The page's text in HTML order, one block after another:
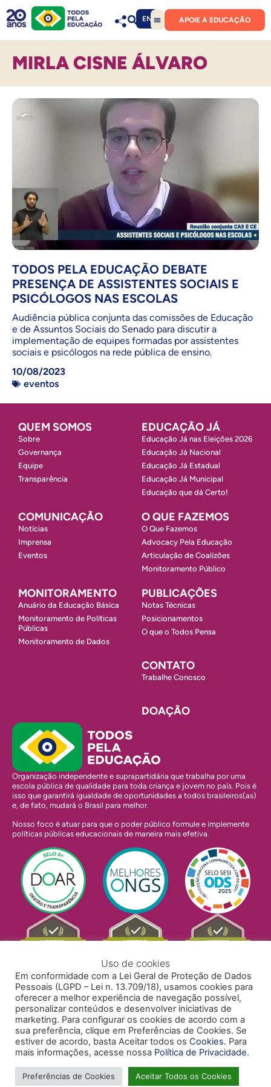
EN APOIE A EDUCAÇÃO
MIRLA CISNE ÁLVARO
TODOS PELA EDUCAÇÃO DEBATE
PRESENÇA DE ASSISTENTES SOCIAIS E
PSICÓLOGOS NAS ESCOLAS
Audiência pública conjunta das comissões de Educação
e de Assuntos Sociais do Senado para discutir a
implementação de equipes formadas por assistentes
sociais e psicólogos na rede pública de ensino.
10/08/2023
eventos
QUEM SOMOS
Sobre
Governança
Equipe
Transparência
EDUCAÇÃO JÁ
Educação Já nas Eleições 2026
Educação Já Nacional
Educação Já Estadual
Educação Já Municipal
Educação que dá Certo!
COMUNICAÇÃO
Notícias
Imprensa
Eventos
O QUE FAZEMOS
O Que Fazemos
Advocacy Pela Educação
Articulação de Coalizões
Monitoramento Público
MONITORAMENTO
Anuário da Educação Básica
Monitoramento de Políticas
Públicas
Monitoramento de Dados
PUBLICAÇÕES
Notas Técnicas
Posicionamentos
O que o Todos Pensa
CONTATO
Trabalhe Conosco
DOAÇÃO
Organização independente e suprapartidária que trabalha por uma
escola pública de qualidade para toda criança e jovem no país. Pois é
isso que garantirá igualdade de oportunidades a todos brasileiros(as)
e, de fato, mudará o Brasil para melhor.
Nosso foco é atuar para que o poder público formule e implemente
políticas públicas educacionais de maneira mais efetiva.
POLÍTICA DE PRIVACIDADE
ACESSIBILIDADE
TRABALHE CONOSCO
Uso de cookies
Em conformidade com a Lei Geral de Proteção de Dados
Pessoais (LGPD – Lei n. 13.709/18), usamos cookies para
oferecer a melhor experiência de navegação possível,
personalizar conteúdos e desenvolver iniciativas de
marketing. Para configurar os cookies de acordo com a
sua preferência, clique em Preferências de Cookies. Se
estiver de acordo, basta Aceitar todos os Cookies. Para
mais informações, acesse nossa Política de Privacidade.
Preferências de Cookies Aceitar Todos os Cookies